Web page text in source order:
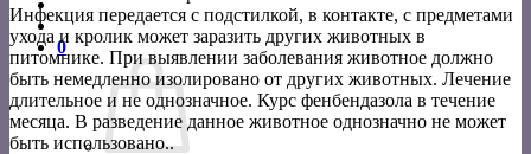
0
Инфекция передается с подстилкой, в контакте, с предметами
ухода и кролик может заразить других животных в
питомнике. При выявлении заболевания животное должно
быть немедленно изолировано от других животных. Лечение
длительное и не однозначное. Курс фенбендазола в течение
месяца. В разведение данное животное однозначно не может
быть использовано..